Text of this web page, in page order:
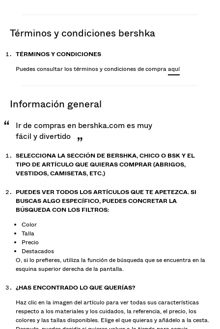
términos y condiciones bershka
TÉRMINOS Y CONDICIONES
Puedes consultar los términos y condiciones de compraaquí
información general
Ir de compras en bershka.com es muy
fácil y divertido
SELECCIONA LA SECCIÓN DE BERSHKA, CHICO O BSK Y EL
TIPO DE ARTÍCULO QUE QUIERAS COMPRAR (ABRIGOS,
VESTIDOS, CAMISETAS, ETC.)
PUEDES VER TODOS LOS ARTÍCULOS QUE TE APETEZCA. SI
BUSCAS ALGO ESPECÍFICO, PUEDES CONCRETAR LA
BÚSQUEDA CON LOS FILTROS:
Color
Talla
Precio
Destacados
O, si lo prefieres, utiliza la función de búsqueda que se encuentra en la
esquina superior derecha de la pantalla.
¿HAS ENCONTRADO LO QUE QUERÍAS?
Haz clic en la imagen del artículo para ver todas sus características
respecto a los materiales y los cuidados, la referencia, el precio, los
colores y las tallas disponibles. Elige el que quieras y añádelo a la cesta.